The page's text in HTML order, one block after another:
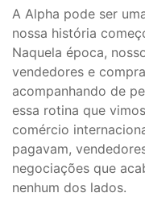
A Alpha pode ser
nossa história
Naquela época,
vendedores e
acompanhando de
essa rotina que
comércio
pagavam,
negociações que
nenhum dos lados.